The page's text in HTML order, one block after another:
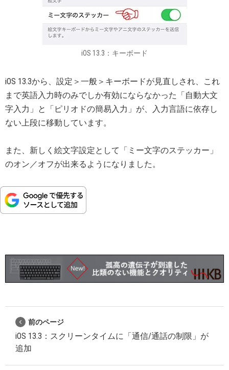
iOS 13.3：キーボード
iOS 13.3から、設定＞一般＞キーボードが見直しされ、これ
まで英語入力時のみでしか有効にならなかった「自動大文
字入力」と「ピリオドの簡易入力」が、入力言語に依存し
ない上段に移動しています。
また、新しく絵文字設定として「ミー文字のステッカー」
のオン／オフが出来るようになりました。
前のページ
iOS 13.3：スクリーンタイムに「通信/通話の制限」が
追加